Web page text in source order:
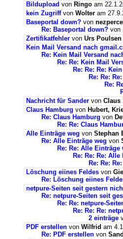
Bildupload von Ringo am
kein Zugriffvon Wolter am
Baseportal down? von
Re: Baseportal down? von
Zertifikatfehler von Urs Poulsen
Kein Mail Versand nach
Re: Kein Mail Versand
Re: Re: Kein Mail
Re: Re: Re:
Re: Re:
Re:
Nachricht für Sander von Claus
Claus Hamburg von Hubert,
Re: Claus Hamburg von
Re: Re: Claus
Alle Einträge weg von Stephan
Re: Alle Einträge weg von
Re: Re: Alle Einträge
Re: Re: Re:
Re: Re:
Löschung eiines Feldes von
Re: Löschung eiines
netpure-Seiten seit gestern
Re: netpure-Seiten seit
Re: Re: netpure-
Re: Re: Re:
2 einträge
PDF erstellen von Wilfrid am
Re: PDF erstellen von